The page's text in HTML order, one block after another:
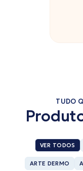
TUDO
VER TODOS
ARTE DERMO